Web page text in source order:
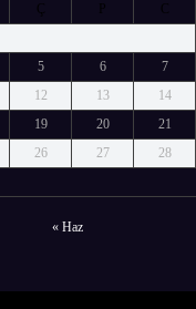
Ç P C
5 6 7
12 13 14
19 20 21
26 27 28
« Haz